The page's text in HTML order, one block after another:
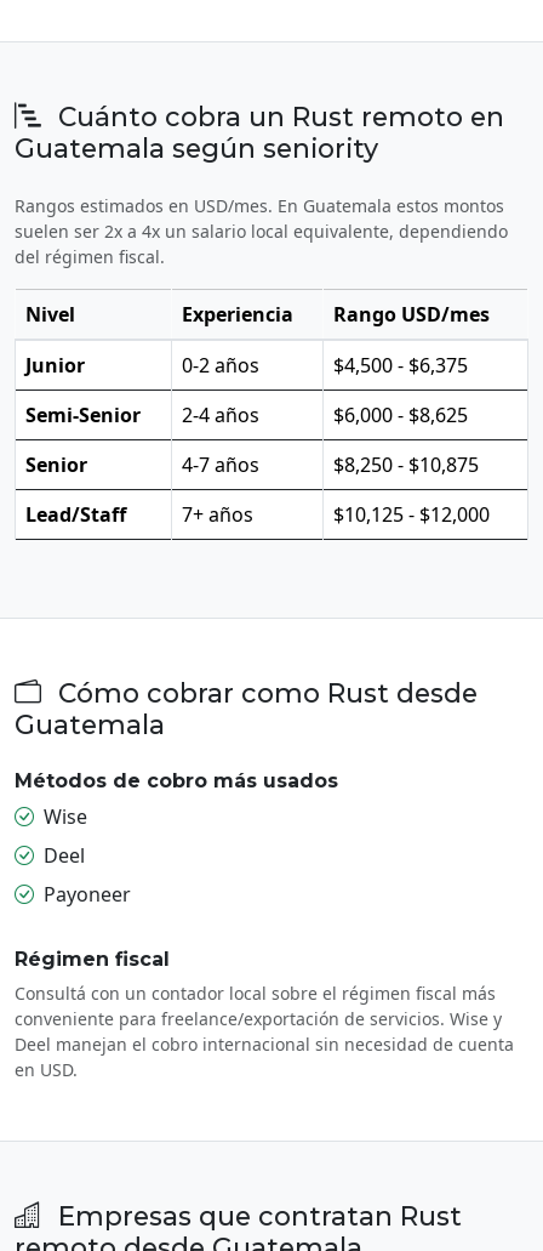
Cuánto cobra un Rust remoto en
Guatemala según seniority
Rangos estimados en USD/mes. En Guatemala estos montos
suelen ser 2x a 4x un salario local equivalente, dependiendo
del régimen fiscal.
Nivel Experiencia
Rango USD/mes
Junior
0-2 años
$4,500 - $6,375
Semi-Senior
2-4 años
$6,000 - $8,625
Senior
4-7 años
$8,250 - $10,875
Lead/Staff
7+ años $10,125 - $12,000
Cómo cobrar como Rust desde
Guatemala
Métodos de cobro más usados
Wise
Deel
Payoneer
Régimen fiscal
Consultá con un contador local sobre el régimen fiscal más
conveniente para freelance/exportación de servicios. Wise y
Deel manejan el cobro internacional sin necesidad de cuenta
en USD.
Empresas que contratan Rust